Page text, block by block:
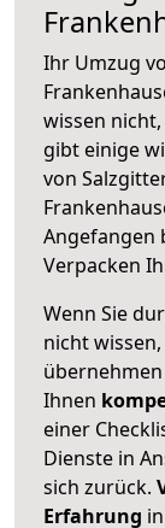
Ihr Umzug
wissen nicht,
gibt einige
von
Angefangen
Verpacken
Wenn Sie
nicht
Ihnen
einer
Dienste in
sich zurück.
Erfahrung